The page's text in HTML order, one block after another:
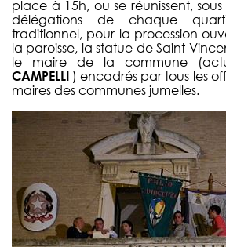
place à 15h, ou se réunissent,
délégations de chaque
traditionnel, pour la procession
la paroisse, la statue de Saint-
le maire de la commune
CAMPELLI ) encadrés par tous les
maires des communes jumelles.